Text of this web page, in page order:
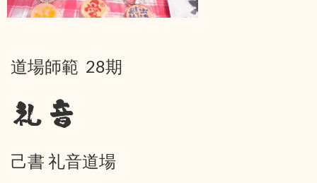
道場師範 28期
礼音
己書 礼音道場